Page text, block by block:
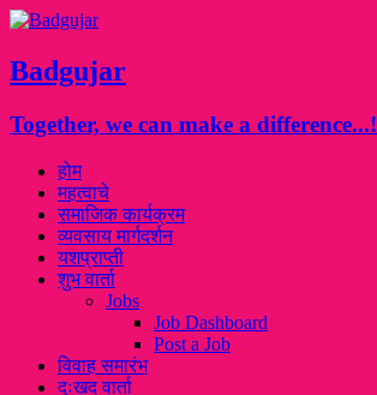
Badgujar
Together, we can make a difference...!
होम
महत्वाचे
समाजिक कार्यक्रम
व्यवसाय मार्गदर्शन
यशप्राप्ती
शुभ वार्ता
Jobs
Job Dashboard
Post a Job
विवाह समारंभ
दुःखद वार्ता